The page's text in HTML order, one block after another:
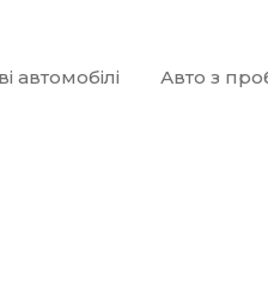
автомобілі Авто з